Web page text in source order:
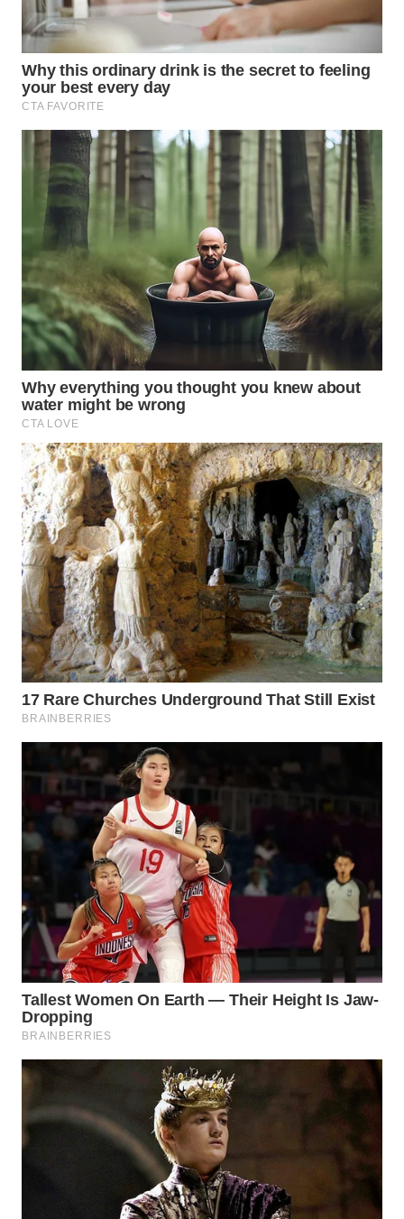
WN
KALTARA
WN
WN
KALTIM
SULSEL
WN
GORONTALO
WN
SULUT
MALUKU
WN
MALUT
WN
DAIRI
WN
DANAU
TOBA
WN
NIAS
WN
LANGKAT
TAPANULI
SELATAN
WN
TANJUNG
LESUNG
WN
KARO
SIMALUNGUN